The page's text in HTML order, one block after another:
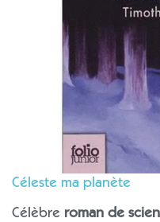
Céleste ma planète
Célèbre roman de